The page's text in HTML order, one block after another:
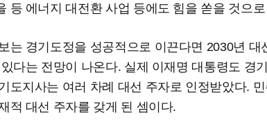
등 에너지 대전환 사업 등에도 힘을 쏟을 것으
는 경기도정을 성공적으로 이끈다면 2030년 대
다는 전망이 나온다. 실제 이재명 대통령도 경
도지사는 여러 차례 대선 주자로 인정받았다.
적 대선 주자를 갖게 된 셈이다.